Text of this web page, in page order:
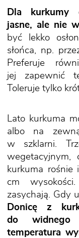
Dla kurkumy
jasne, ale nie
być lekko
słońca, np.
Preferuje
jej zapewnić
Toleruje tylko
Lato kurkuma
albo na
w szklarni.
kurkuma
cm
zasychają. Gdy
Donicę z
do widnego
temperatura